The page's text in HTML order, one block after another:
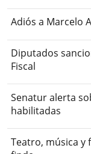
Adiós a Marcelo
Diputados
Fiscal
Senatur alerta
habilitadas
Teatro, música y